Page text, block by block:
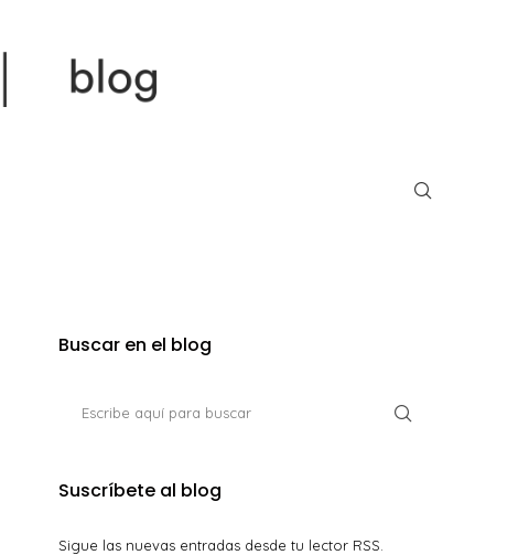
Buscar en el blog
Suscríbete al blog
Sigue las nuevas entradas desde tu lector RSS.